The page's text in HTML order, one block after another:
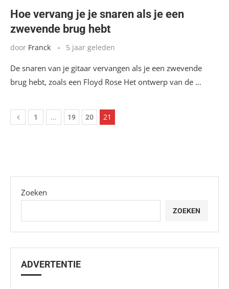
Hoe vervang je je snaren als je een
zwevende brug hebt
door Franck 5 jaar geleden
De snaren van je gitaar vervangen als je een zwevende
brug hebt, zoals een Floyd Rose Het ontwerp van de …
1 ... 19 20 21
Zoeken
ZOEKEN
ADVERTENTIE